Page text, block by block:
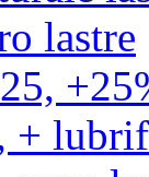
lastre
+